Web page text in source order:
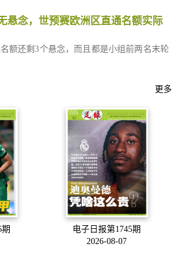
悬念，世预赛欧洲区直通名额实际
额还剩3个悬念，而且都是小组前两名末轮
更多
电子日报第1745期
2026-08-07